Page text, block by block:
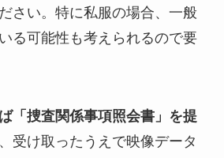
さい。特に私服の場合、一般
る可能性も考えられるので要
「捜査関係事項照会書」を提
受け取ったうえで映像データ